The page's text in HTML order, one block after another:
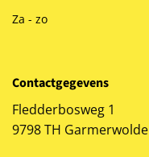
Za - zo
Contactgegevens
Fledderbosweg 1
9798 TH Garmerwolde